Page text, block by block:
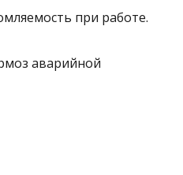
при работе.
аварийной